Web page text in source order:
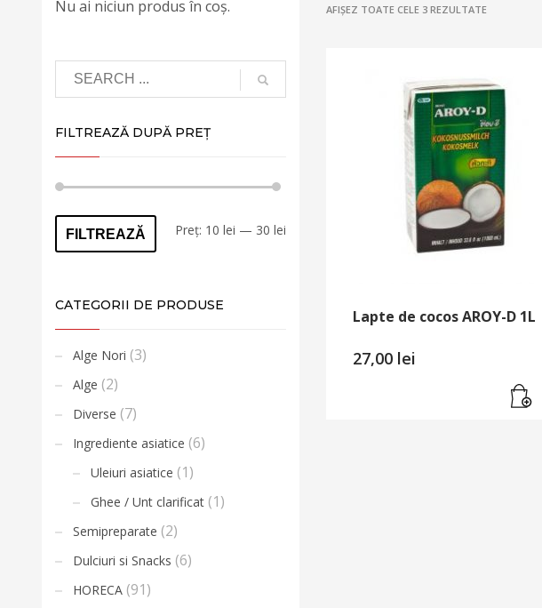
AFIȘEZ TOATE CELE 3 REZULTATESORTAT
Lapte de cocos AROY-D 1L
27,00 lei
Nu ai niciun produs în coș.
FILTREAZĂ DUPĂ PREȚ
FILTREAZĂ Preț: 10 lei — 30 lei
CATEGORII DE PRODUSE
Alge Nori (3)
Alge (2)
Diverse (7)
Ingrediente asiatice (6)
Uleiuri asiatice (1)
Ghee / Unt clarificat (1)
Semipreparate (2)
Dulciuri si Snacks (6)
HORECA (91)